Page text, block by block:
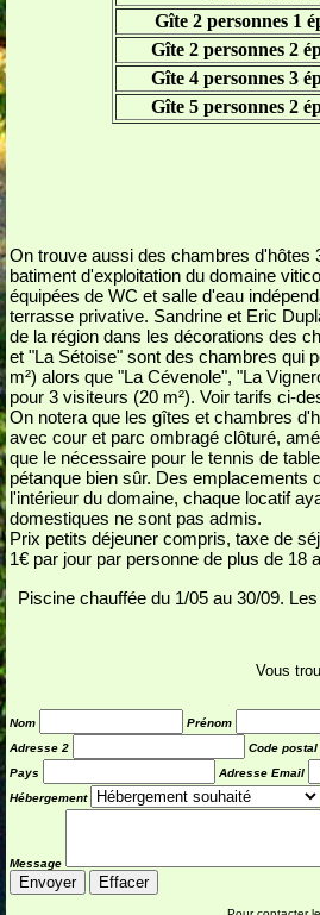
Gîte 2 personnes 1
Gîte 2 personnes 2
Gîte 4 personnes 3
Gîte 5 personnes 2
On trouve aussi des chambres d'hôtes
batiment d'exploitation du domaine
équipées de WC et salle d'eau
terrasse privative. Sandrine et Eric
de la région dans les décorations des
et "La Sétoise" sont des chambres qui
m²) alors que "La Cévenole", "La
pour 3 visiteurs (20 m²). Voir tarifs ci-
On notera que les gîtes et chambres
avec cour et parc ombragé clôturé,
que le nécessaire pour le tennis de
pétanque bien sûr. Des emplacements
l'intérieur du domaine, chaque locatif
domestiques ne sont pas admis.
Prix petits déjeuner compris, taxe de
1€ par jour par personne de plus de 18
Piscine chauffée du 1/05 au 30/09.
Vous
Nom Prénom
Adresse 2
Code postal
Pays
Adresse Email
Hébergement
Message